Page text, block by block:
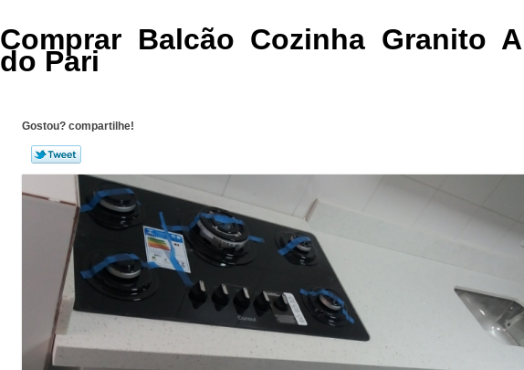
Comprar Balcão Cozinha Granito
do Pari
Gostou? compartilhe!